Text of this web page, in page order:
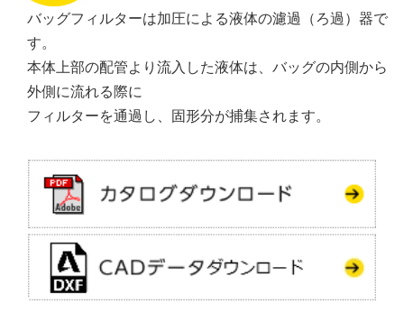
バッグフィルターは加圧による液体の濾過（ろ過）器で
す。
本体上部の配管より流入した液体は、バッグの内側から
外側に流れる際に
フィルターを通過し、固形分が捕集されます。